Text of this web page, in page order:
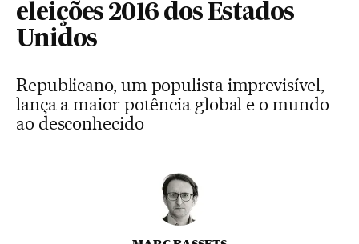
eleições 2016 dos Estados
Unidos
Republicano, um populista imprevisível,
lança a maior potência global e o mundo
ao desconhecido